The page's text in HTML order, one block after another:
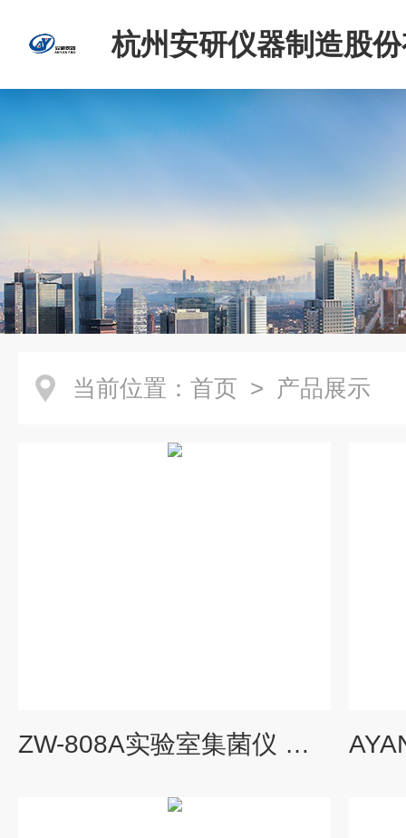
杭州安研仪器制造股
司
当前位置： 首页 > 产品展示
ZW-808A实验室集菌仪 定向蠕动无菌培养薄膜过滤